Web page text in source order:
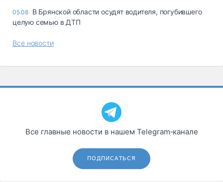
05.08 В Брянской области осудят водителя, погубившего
целую семью в ДТП
Все новости
Все главные новости в нашем Telegram‑канале
ПОДПИСАТЬСЯ